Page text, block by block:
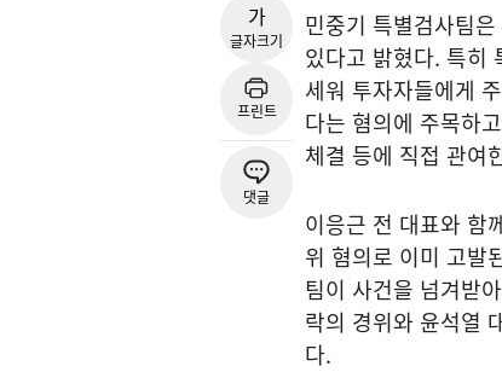
가
글자크기
프린트
댓글
민중기 특별검사팀
있다고 밝혔다. 특히
세워 투자자들에게
다는 혐의에 주목하
체결 등에 직접 관여
이응근 전 대표와 함
위 혐의로 이미 고발
팀이 사건을 넘겨받
락의 경위와 윤석열
다.